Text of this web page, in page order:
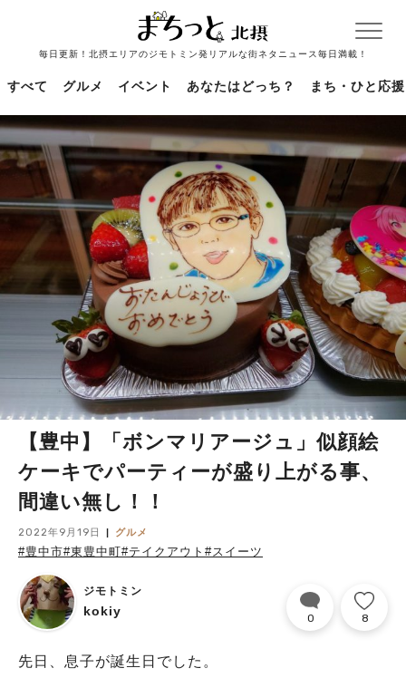
毎日更新！北摂エリアのジモトミン発リアルな街ネタニュース毎日満載！
すべて グルメ イベント あなたはどっち？ まち・ひと応援
【豊中】「ボンマリアージュ」似顔絵
ケーキでパーティーが盛り上がる事、
間違い無し！！
2022年9月19日 グルメ
#豊中市#東豊中町#テイクアウト #スイーツ
ジモトミン
kokiy 0 8
先日、息子が誕生日でした。